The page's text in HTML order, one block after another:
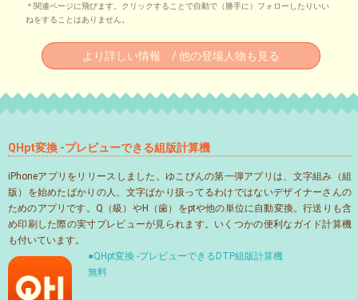
＊関連ページに飛びます。クリックすることで自動で（勝手に）フォローしたりいい
ねをすることはありません。
より詳しい情報 / 他の登場人物も見る
QHpt変換 -プレビューできる組版計算機
iPhoneアプリをリリースしました。ゆこびんの第一弾アプリは、文字組み（組
版）を始めたばかりの人、文字ばかり扱ってるわけではないデザイナーさんの
ためのアプリです。Q（級）やH（歯）をptや他の単位に自動変換。行送りも含
め印刷した際の実寸プレビューが見られます。いくつかの便利なガイド計算機
も付いています。
●QHpt変換 -プレビューできるDTP組版計算機
無料